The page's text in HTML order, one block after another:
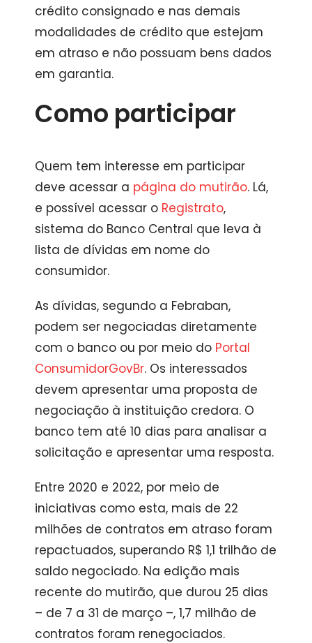
crédito consignado e nas demais
modalidades de crédito que estejam
em atraso e não possuam bens dados
em garantia.
Como participar
Quem tem interesse em participar
deve acessar a página do mutirão. Lá,
e possível acessar o Registrato,
sistema do Banco Central que leva à
lista de dívidas em nome do
consumidor.
As dívidas, segundo a Febraban,
podem ser negociadas diretamente
com o banco ou por meio do Portal
ConsumidorGovBr. Os interessados
devem apresentar uma proposta de
negociação à instituição credora. O
banco tem até 10 dias para analisar a
solicitação e apresentar uma resposta.
Entre 2020 e 2022, por meio de
iniciativas como esta, mais de 22
milhões de contratos em atraso foram
repactuados, superando R$ 1,1 trilhão de
saldo negociado. Na edição mais
recente do mutirão, que durou 25 dias
– de 7 a 31 de março –, 1,7 milhão de
contratos foram renegociados.